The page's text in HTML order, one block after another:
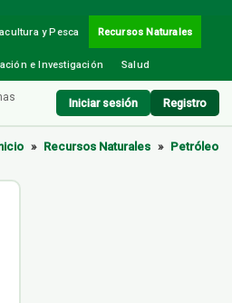
y Pesca Recursos Naturales
e Investigación Salud
Iniciar sesión Registro
» Recursos Naturales » Petróleo